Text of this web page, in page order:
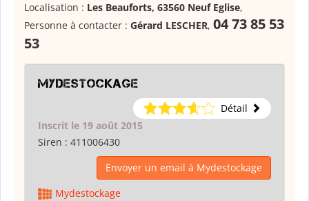
Localisation : Les Beauforts, 63560 Neuf Eglise,
Personne à contacter : Gérard LESCHER, 04 73 85 53
53
Mydestockage
Détail
Inscrit le 19 août 2015
Siren : 411006430
Envoyer un email à Mydestockage
Mydestockage